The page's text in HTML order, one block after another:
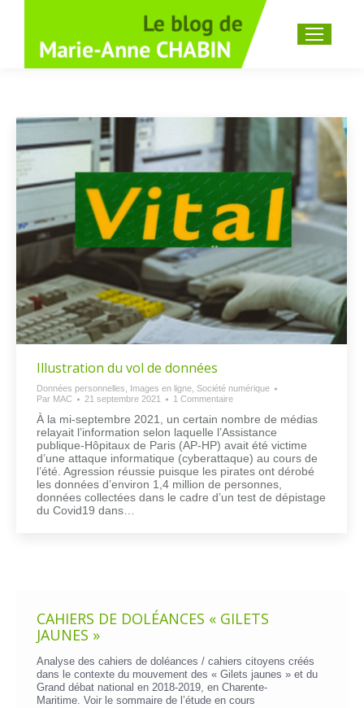
Recherche
Illustration du vol de données
Données personnelles Images en ligne Société numérique
Par MAC 21 septembre 2021 1 Commentaire
À la mi-septembre 2021, un certain nombre de médias
relayait l’information selon laquelle l’Assistance
publique-Hôpitaux de Paris (AP-HP) avait été victime
d’une attaque informatique (cyberattaque) au cours de
l’été. Agression réussie puisque les pirates ont dérobé
les données d’environ 1,4 million de personnes,
données collectées dans le cadre d’un test de dépistage
du Covid19 dans…
CAHIERS DE DOLÉANCES « GILETS
JAUNES »
Analyse des cahiers de doléances / cahiers citoyens créés
dans le contexte du mouvement des « Gilets jaunes » et du
Grand débat national en 2018-2019, en Charente-
Maritime. Voir le sommaire de l’étude en cours